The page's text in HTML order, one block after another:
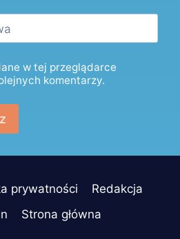
w tej przeglądarce
komentarzy.
prywatności
Redakcja
Strona główna